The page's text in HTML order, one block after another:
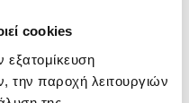
cookies
εξατομίκευση
την παροχή λειτουργιών